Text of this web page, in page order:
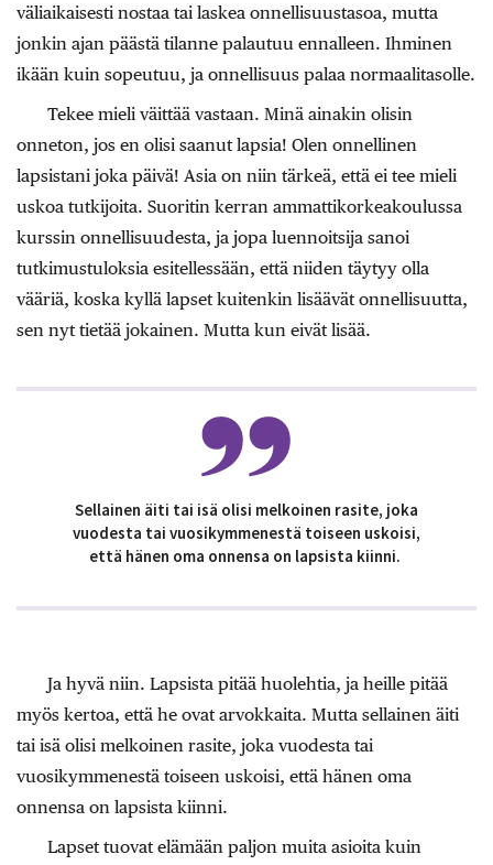
väliaikaisesti nostaa tai laskea onnellisuustasoa, mutta
jonkin ajan päästä tilanne palautuu ennalleen. Ihminen
ikään kuin sopeutuu, ja onnellisuus palaa normaalitasolle.
Tekee mieli väittää vastaan. Minä ainakin olisin
onneton, jos en olisi saanut lapsia! Olen onnellinen
lapsistani joka päivä! Asia on niin tärkeä, että ei tee mieli
uskoa tutkijoita. Suoritin kerran ammattikorkeakoulussa
kurssin onnellisuudesta, ja jopa luennoitsija sanoi
tutkimustuloksia esitellessään, että niiden täytyy olla
vääriä, koska kyllä lapset kuitenkin lisäävät onnellisuutta,
sen nyt tietää jokainen. Mutta kun eivät lisää.
Sellainen äiti tai isä olisi melkoinen rasite, joka
vuodesta tai vuosikymmenestä toiseen uskoisi,
että hänen oma onnensa on lapsista kiinni.
Ja hyvä niin. Lapsista pitää huolehtia, ja heille pitää
myös kertoa, että he ovat arvokkaita. Mutta sellainen äiti
tai isä olisi melkoinen rasite, joka vuodesta tai
vuosikymmenestä toiseen uskoisi, että hänen oma
onnensa on lapsista kiinni.
Lapset tuovat elämään paljon muita asioita kuin